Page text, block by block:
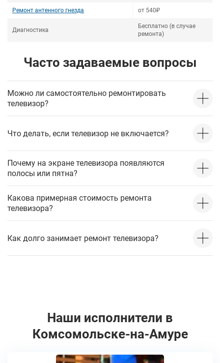
Ремонт антенного гнезда от 540₽
Диагностика
Бесплатно (в случае
ремонта)
Часто задаваемые вопросы
Можно ли самостоятельно ремонтировать
телевизор?
Что делать, если телевизор не включается?
Почему на экране телевизора появляются
полосы или пятна?
Какова примерная стоимость ремонта
телевизора?
Как долго занимает ремонт телевизора?
Наши исполнители в
Комсомольске-на-Амуре